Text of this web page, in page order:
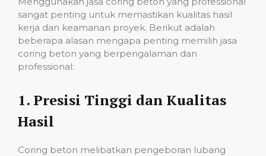
sangat penting untuk memastikan kualitas hasil
kerja dan keamanan proyek. Berikut adalah
beberapa alasan mengapa penting memilih jasa
coring beton yang berpengalaman dan
professional:
1. Presisi Tinggi dan Kualitas
Hasil
Coring beton melibatkan pengeboran lubang